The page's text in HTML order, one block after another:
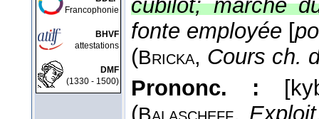
Francophonie
BHVF
attestations
DMF
(1330 - 1500)
cubilot; marche
fonte employée [
(Bricka, Cours ch.
Prononc. :
(
,